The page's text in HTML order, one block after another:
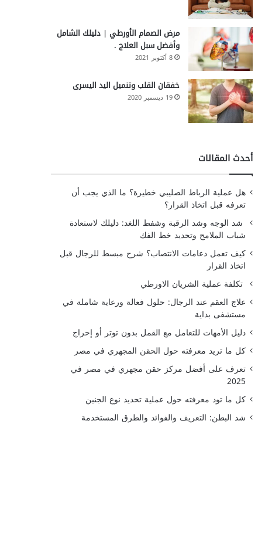
مرض الصمام الأورطي | دليلك الشامل
وأفضل سبل العلاج .
8 أكتوبر 2021
خفقان القلب وتنميل اليد اليسرى
19 ديسمبر 2020
أحدث المقالات
هل عملية الرباط الصليبي خطيرة؟ ما الذي يجب أن
تعرفه قبل اتخاذ القرار؟
شد الوجه وشد الرقبة وشفط اللغد: دليلك لاستعادة
شباب الملامح وتحديد خط الفك
كيف تعمل دعامات الانتصاب؟ شرح مبسط للرجال قبل
اتخاذ القرار
تكلفة عملية الشريان الاورطي
علاج العقم عند الرجال: حلول فعالة ورعاية شاملة في
مستشفى بداية
دليل الأمهات للتعامل مع القمل بدون توتر أو إحراج
كل ما تريد معرفته حول الحقن المجهري في مصر
تعرف على أفضل مركز حقن مجهري في مصر في
2025
كل ما تود معرفته حول عملية تحديد نوع الجنين
شد البطن: التعريف والفوائد والطرق المستخدمة